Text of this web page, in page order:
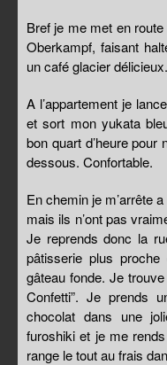
Bref je me met en
Oberkampf, faisant
un café glacier délicieux.
A l’appartement je
et sort mon yukata
bon quart d’heure
dessous. Confortable.
En chemin je m’arrête
mais ils n’ont pas
Je reprends donc la
pâtisserie plus
gâteau fonde. Je
Confetti”. Je prends
chocolat dans une
furoshiki et je me
range le tout au frais